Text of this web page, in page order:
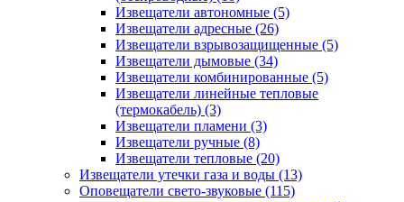
Извещатели автономные (5)
Извещатели адресные (26)
Извещатели взрывозащищенные (5)
Извещатели дымовые (34)
Извещатели комбинированные (5)
Извещатели линейные тепловые
(термокабель) (3)
Извещатели пламени (3)
Извещатели ручные (8)
Извещатели тепловые (20)
Извещатели утечки газа и воды (13)
Оповещатели свето-звуковые (115)